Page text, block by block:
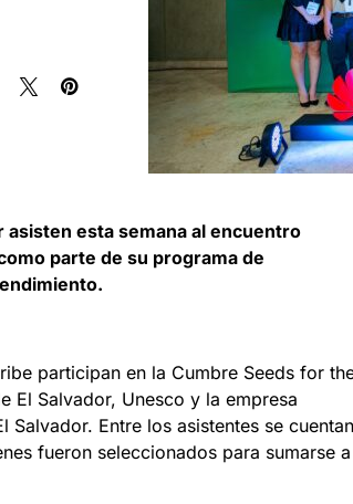
esta semana al encuentro
parte de su programa de
participan en la Cumbre Seeds for
El Salvador, Unesco y la empresa
Entre los asistentes se cuentan
fueron seleccionados para sumarse a